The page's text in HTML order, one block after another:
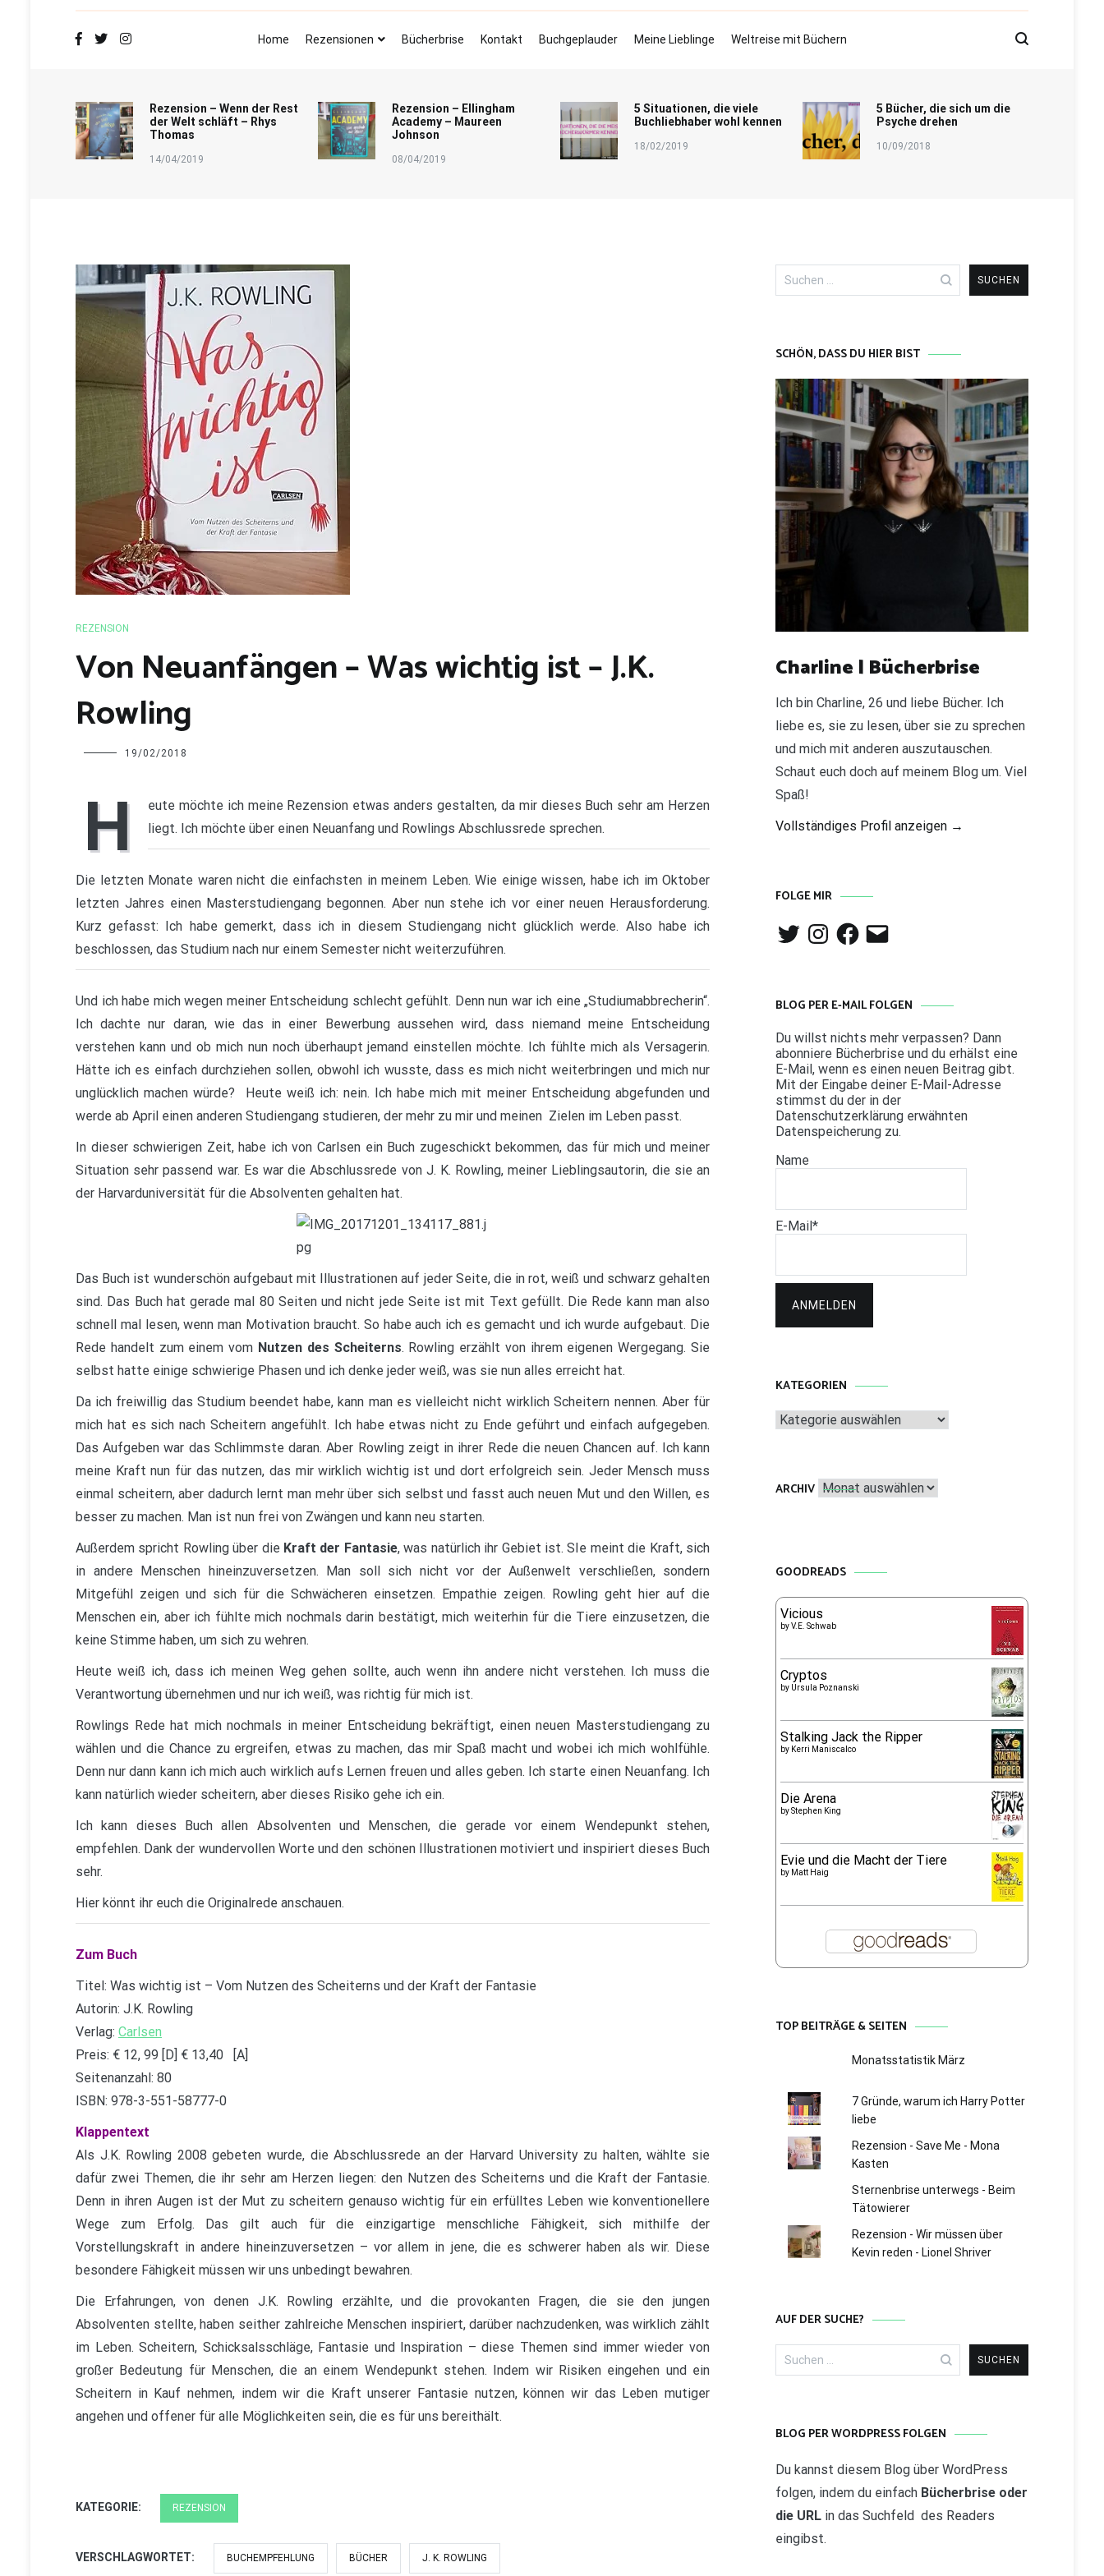
Home
Rezensionen Bücherbrise Kontakt Buchgeplauder Meine Lieblinge Weltreise mit Büchern
Rezension – Wenn der Rest
der Welt schläft – Rhys
Thomas
14/04/2019
Rezension – Ellingham
Academy – Maureen
Johnson
08/04/2019
5 Situationen, die viele
Buchliebhaber wohl kennen
18/02/2019
5 Bücher, die sich um die
Psyche drehen
10/09/2018
REZENSION
Von Neuanfängen – Was wichtig ist – J.K.
Rowling
Charline 19/02/2018
H
eute möchte ich meine Rezension etwas anders gestalten, da mir dieses Buch sehr am Herzen
liegt. Ich möchte über einen Neuanfang und Rowlings Abschlussrede sprechen.
Die letzten Monate waren nicht die einfachsten in meinem Leben. Wie einige wissen, habe ich im Oktober
letzten Jahres einen Masterstudiengang begonnen. Aber nun stehe ich vor einer neuen Herausforderung.
Kurz gefasst: Ich habe gemerkt, dass ich in diesem Studiengang nicht glücklich werde. Also habe ich
beschlossen, das Studium nach nur einem Semester nicht weiterzuführen.
Und ich habe mich wegen meiner Entscheidung schlecht gefühlt. Denn nun war ich eine „Studiumabbrecherin“.
Ich dachte nur daran, wie das in einer Bewerbung aussehen wird, dass niemand meine Entscheidung
verstehen kann und ob mich nun noch überhaupt jemand einstellen möchte. Ich fühlte mich als Versagerin.
Hätte ich es einfach durchziehen sollen, obwohl ich wusste, dass es mich nicht weiterbringen und mich nur
unglücklich machen würde? Heute weiß ich: nein. Ich habe mich mit meiner Entscheidung abgefunden und
werde ab April einen anderen Studiengang studieren, der mehr zu mir und meinen Zielen im Leben passt.
In dieser schwierigen Zeit, habe ich von Carlsen ein Buch zugeschickt bekommen, das für mich und meiner
Situation sehr passend war. Es war die Abschlussrede von J. K. Rowling, meiner Lieblingsautorin, die sie an
der Harvarduniversität für die Absolventen gehalten hat.
Das Buch ist wunderschön aufgebaut mit Illustrationen auf jeder Seite, die in rot, weiß und schwarz gehalten
sind. Das Buch hat gerade mal 80 Seiten und nicht jede Seite ist mit Text gefüllt. Die Rede kann man also
schnell mal lesen, wenn man Motivation braucht. So habe auch ich es gemacht und ich wurde aufgebaut. Die
Rede handelt zum einem vom Nutzen des Scheiterns. Rowling erzählt von ihrem eigenen Wergegang. Sie
selbst hatte einige schwierige Phasen und ich denke jeder weiß, was sie nun alles erreicht hat.
Da ich freiwillig das Studium beendet habe, kann man es vielleicht nicht wirklich Scheitern nennen. Aber für
mich hat es sich nach Scheitern angefühlt. Ich habe etwas nicht zu Ende geführt und einfach aufgegeben.
Das Aufgeben war das Schlimmste daran. Aber Rowling zeigt in ihrer Rede die neuen Chancen auf. Ich kann
meine Kraft nun für das nutzen, das mir wirklich wichtig ist und dort erfolgreich sein. Jeder Mensch muss
einmal scheitern, aber dadurch lernt man mehr über sich selbst und fasst auch neuen Mut und den Willen, es
besser zu machen. Man ist nun frei von Zwängen und kann neu starten.
Außerdem spricht Rowling über die Kraft der Fantasie, was natürlich ihr Gebiet ist. SIe meint die Kraft, sich
in andere Menschen hineinzuversetzen. Man soll sich nicht vor der Außenwelt verschließen, sondern
Mitgefühl zeigen und sich für die Schwächeren einsetzen. Empathie zeigen. Rowling geht hier auf die
Menschen ein, aber ich fühlte mich nochmals darin bestätigt, mich weiterhin für die Tiere einzusetzen, die
keine Stimme haben, um sich zu wehren.
Heute weiß ich, dass ich meinen Weg gehen sollte, auch wenn ihn andere nicht verstehen. Ich muss die
Verantwortung übernehmen und nur ich weiß, was richtig für mich ist.
Rowlings Rede hat mich nochmals in meiner Entscheidung bekräftigt, einen neuen Masterstudiengang zu
wählen und die Chance zu ergreifen, etwas zu machen, das mir Spaß macht und wobei ich mich wohlfühle.
Denn nur dann kann ich mich auch wirklich aufs Lernen freuen und alles geben. Ich starte einen Neuanfang. Ich
kann natürlich wieder scheitern, aber dieses Risiko gehe ich ein.
Ich kann dieses Buch allen Absolventen und Menschen, die gerade vor einem Wendepunkt stehen,
empfehlen. Dank der wundervollen Worte und den schönen Illustrationen motiviert und inspiriert dieses Buch
sehr.
Hier könnt ihr euch die Originalrede anschauen.
Zum Buch
Titel: Was wichtig ist – Vom Nutzen des Scheiterns und der Kraft der Fantasie
Autorin: J.K. Rowling
Verlag: Carlsen
Preis: € 12, 99 [D] € 13,40 [A]
Seitenanzahl: 80
ISBN: 978-3-551-58777-0
Klappentext
Als J.K. Rowling 2008 gebeten wurde, die Abschlussrede an der Harvard University zu halten, wählte sie
dafür zwei Themen, die ihr sehr am Herzen liegen: den Nutzen des Scheiterns und die Kraft der Fantasie.
Denn in ihren Augen ist der Mut zu scheitern genauso wichtig für ein erfülltes Leben wie konventionellere
Wege zum Erfolg. Das gilt auch für die einzigartige menschliche Fähigkeit, sich mithilfe der
Vorstellungskraft in andere hineinzuversetzen – vor allem in jene, die es schwerer haben als wir. Diese
besondere Fähigkeit müssen wir uns unbedingt bewahren.
Die Erfahrungen, von denen J.K. Rowling erzählte, und die provokanten Fragen, die sie den jungen
Absolventen stellte, haben seither zahlreiche Menschen inspiriert, darüber nachzudenken, was wirklich zählt
im Leben. Scheitern, Schicksalsschläge, Fantasie und Inspiration – diese Themen sind immer wieder von
großer Bedeutung für Menschen, die an einem Wendepunkt stehen. Indem wir Risiken eingehen und ein
Scheitern in Kauf nehmen, indem wir die Kraft unserer Fantasie nutzen, können wir das Leben mutiger
angehen und offener für alle Möglichkeiten sein, die es für uns bereithält.
KATEGORIE: REZENSION
VERSCHLAGWORTET: BUCHEMPFEHLUNG BÜCHER J. K. ROWLING
Suchen
nach:
SCHÖN, DASS DU HIER BIST
Charline | Bücherbrise
Ich bin Charline, 26 und liebe Bücher. Ich
liebe es, sie zu lesen, über sie zu sprechen
und mich mit anderen auszutauschen.
Schaut euch doch auf meinem Blog um. Viel
Spaß!
Vollständiges Profil anzeigen →
FOLGE MIR
TwitterInstagramFacebook
E-
Mail
BLOG PER E-MAIL FOLGEN
Du willst nichts mehr verpassen? Dann
abonniere Bücherbrise und du erhälst eine
E-Mail, wenn es einen neuen Beitrag gibt.
Mit der Eingabe deiner E-Mail-Adresse
stimmst du der in der
Datenschutzerklärung erwähnten
Datenspeicherung zu.
Name
E-Mail*
KATEGORIEN
Kategorien
ARCHIV Archiv
GOODREADS
Vicious
byV.E. Schwab
Cryptos
by Ursula Poznanski
Stalking Jack the Ripper
by Kerri Maniscalco
Die Arena
byStephen King
Evie und die Macht der Tiere
by Matt Haig
TOP BEITRÄGE & SEITEN
Monatsstatistik März
7 Gründe, warum ich Harry Potter
liebe
Rezension - Save Me - Mona
Kasten
Sternenbrise unterwegs - Beim
Tätowierer
Rezension - Wir müssen über
Kevin reden - Lionel Shriver
AUF DER SUCHE?
Suchen
nach:
BLOG PER WORDPRESS FOLGEN
Du kannst diesem Blog über WordPress
folgen, indem du einfach Bücherbrise oder
die URL in das Suchfeld des Readers
eingibst.